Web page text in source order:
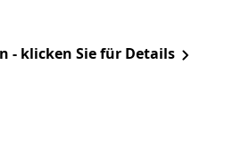
- klicken Sie für Details